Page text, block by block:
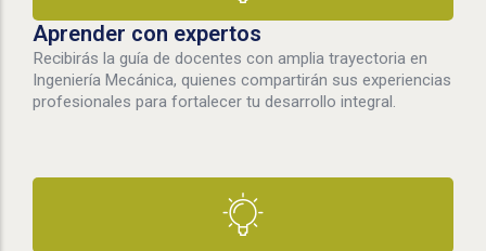
Aprender con expertos
Recibirás la guía de docentes con amplia trayectoria en
Ingeniería Mecánica, quienes compartirán sus experiencias
profesionales para fortalecer tu desarrollo integral.